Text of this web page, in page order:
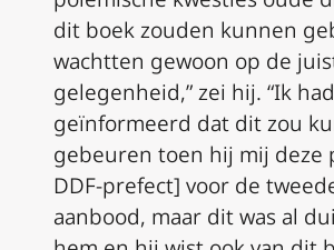
dit boek zouden kunnen
wachtten gewoon op de
gelegenheid,” zei hij. “Ik
geïnformeerd dat dit zou
gebeuren toen hij mij deze
DDF-prefect] voor de
aanbood, maar dit was al